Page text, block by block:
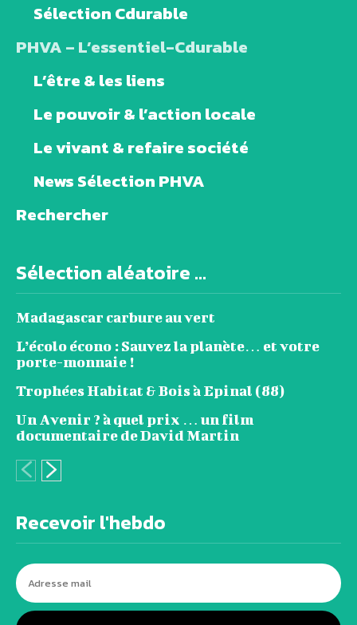
Sélection Cdurable
PHVA – L’essentiel-Cdurable
L’être & les liens
Le pouvoir & l’action locale
Le vivant & refaire société
News Sélection PHVA
Rechercher
Sélection aléatoire ...
Madagascar carbure au vert
L’écolo écono : Sauvez la planète… et votre
porte-monnaie !
Trophées Habitat & Bois à Epinal (88)
Un Avenir ? à quel prix … un film
documentaire de David Martin
Recevoir l'hebdo